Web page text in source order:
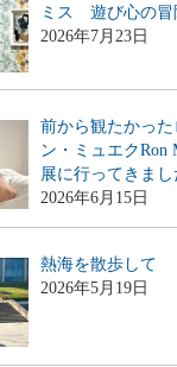
ミス 遊び心の冒
2026年7月23日
前から観たかった
ン・ミュエクRon
展に行ってきまし
2026年6月15日
熱海を散歩して
2026年5月19日